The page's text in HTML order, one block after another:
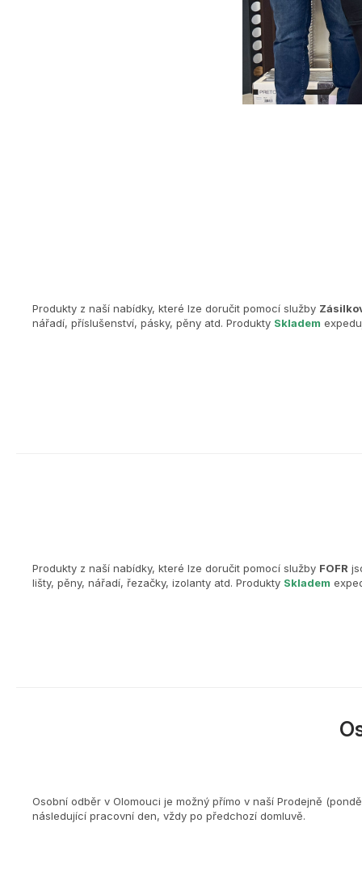
Produkty z naší nabídky, které lze doručit pomocí služby
nářadí, příslušenství, pásky, pěny atd. Produkty Skladem
Produkty z naší nabídky, které lze doručit pomocí služby FOFR
lišty, pěny, nářadí, řezačky, izolanty atd. Produkty Skladem
Osobní odběr v Olomouci je možný přímo v naší Prodejně
následující pracovní den, vždy po předchozí domluvě.